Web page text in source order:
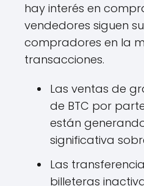
hay interés en
vendedores siguen
compradores en la
transacciones.
Las ventas de
de BTC por
están
significativa
Las
billeteras